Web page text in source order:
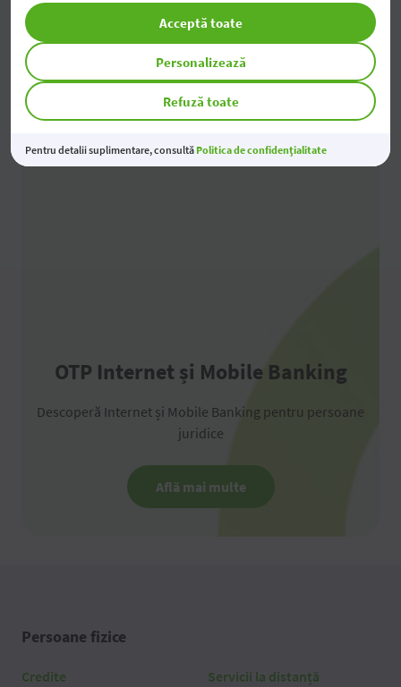
Sucursale și ATM-uri
OTP Internet și Mobile Banking
Descoperă Internet și Mobile Banking pentru persoane
juridice
Află mai multe
Persoane fizice
Credite
Servicii la distanță
Refuză toate
Personalizează
Acceptă toate
Pentru detalii suplimentare, consultă Politica de confidențialitate